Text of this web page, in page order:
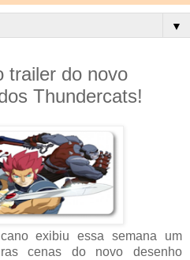
▼
trailer do novo
Thundercats!
exibiu essa semana um
cenas do novo desenho